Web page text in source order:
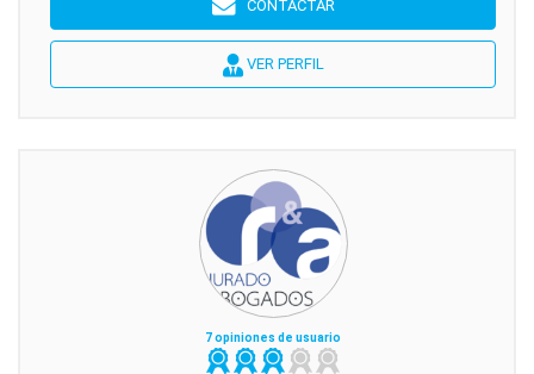
CONTACTAR
VER PERFIL
7 opiniones de usuario